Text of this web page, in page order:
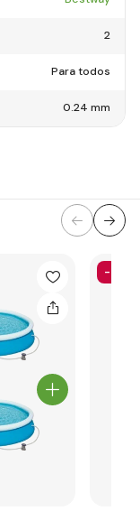
2
Para todos
0.24 mm
-52%